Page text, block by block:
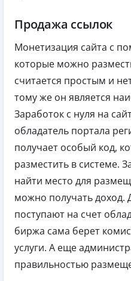
Продажа ссылок
Монетизация сайта с
которые можно
считается простым и
тому же он является
Заработок с нуля на
обладатель портала
получает особый код,
разместить в системе.
найти место для
можно получать доход.
поступают на счет
биржа сама берет
услуги. А еще
правильностью